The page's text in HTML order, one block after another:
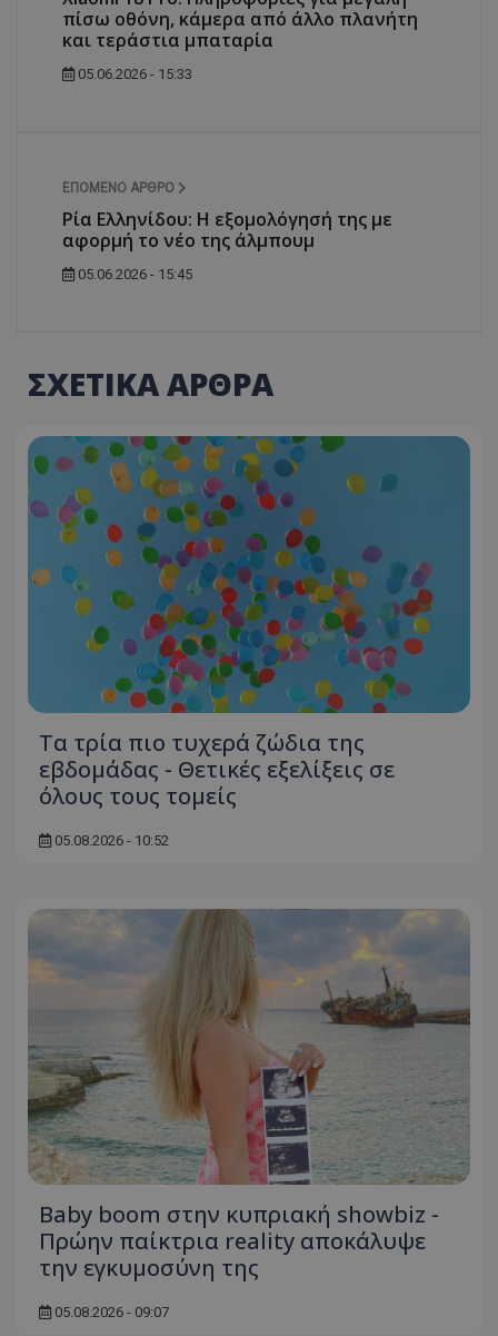
πίσω οθόνη, κάμερα από άλλο πλανήτη
και τεράστια μπαταρία
05.06.2026 - 15:33
ΕΠΌΜΕΝΟ ΆΡΘΡΟ
Ρία Ελληνίδου: Η εξομολόγησή της με
αφορμή το νέο της άλμπουμ
05.06.2026 - 15:45
ΣΧΕΤΙΚΑ ΑΡΘΡΑ
Τα τρία πιο τυχερά ζώδια της
εβδομάδας - Θετικές εξελίξεις σε
όλους τους τομείς
05.08.2026 - 10:52
Baby boom στην κυπριακή showbiz -
Πρώην παίκτρια reality αποκάλυψε
την εγκυμοσύνη της
05.08.2026 - 09:07